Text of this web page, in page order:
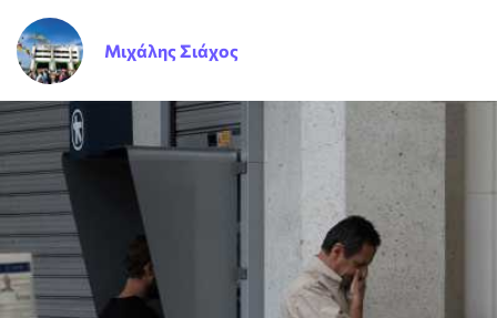
Μιχάλης Σιάχος